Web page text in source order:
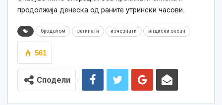
продолжија денеска од раните утрински часови.
бродолом загинати изчезнати индиски океан
561
Сподели